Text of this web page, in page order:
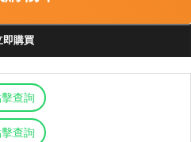
即購買
查詢
查詢